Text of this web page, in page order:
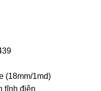
(18mm/1md)
tĩnh điện